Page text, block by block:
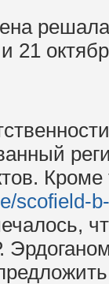
21
Кроме
scofield-